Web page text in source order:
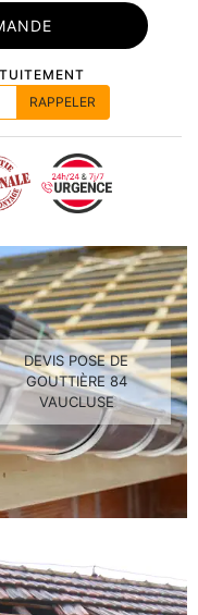
DEVIS POSE DE
GOUTTIÈRE 84
VAUCLUSE